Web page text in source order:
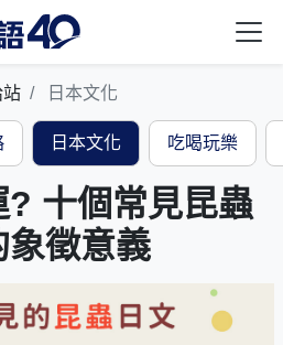
站 日本文化
日本文化 吃喝玩樂
十個常見昆蟲
象徵意義